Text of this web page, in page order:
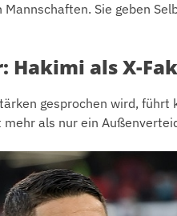
Mannschaften. Sie geben
Hakimi als X-
gesprochen wird, führt
als nur ein